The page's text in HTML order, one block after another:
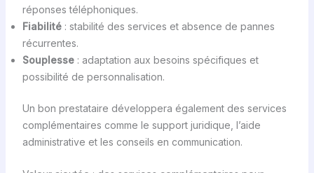
réponses téléphoniques.
Fiabilité: stabilité des services et absence de pannes
récurrentes.
Souplesse: adaptation aux besoins spécifiques et
possibilité de personnalisation.
Un bon prestataire développera également des services
complémentaires comme le support juridique, l’aide
administrative et les conseils en communication.